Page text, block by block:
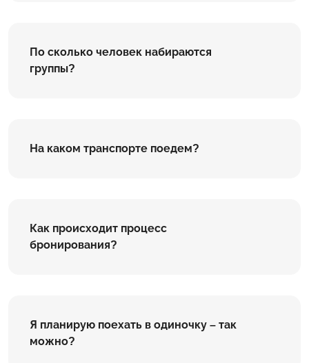
По сколько человек набираются
группы?
На каком транспорте поедем?
Как происходит процесс
бронирования?
Я планирую поехать в одиночку – так
можно?